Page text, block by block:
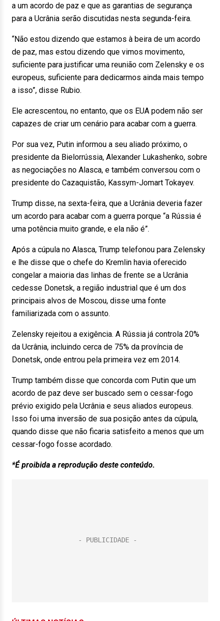
a um acordo de paz e que as garantias de segurança
para a Ucrânia serão discutidas nesta segunda-feira.
“Não estou dizendo que estamos à beira de um acordo
de paz, mas estou dizendo que vimos movimento,
suficiente para justificar uma reunião com Zelensky e os
europeus, suficiente para dedicarmos ainda mais tempo
a isso”, disse Rubio.
Ele acrescentou, no entanto, que os EUA podem não ser
capazes de criar um cenário para acabar com a guerra.
Por sua vez, Putin informou a seu aliado próximo, o
presidente da Bielorrússia, Alexander Lukashenko, sobre
as negociações no Alasca, e também conversou com o
presidente do Cazaquistão, Kassym-Jomart Tokayev.
Trump disse, na sexta-feira, que a Ucrânia deveria fazer
um acordo para acabar com a guerra porque “a Rússia é
uma potência muito grande, e ela não é”.
Após a cúpula no Alasca, Trump telefonou para Zelensky
e lhe disse que o chefe do Kremlin havia oferecido
congelar a maioria das linhas de frente se a Ucrânia
cedesse Donetsk, a região industrial que é um dos
principais alvos de Moscou, disse uma fonte
familiarizada com o assunto.
Zelensky rejeitou a exigência. A Rússia já controla 20%
da Ucrânia, incluindo cerca de 75% da província de
Donetsk, onde entrou pela primeira vez em 2014.
Trump também disse que concorda com Putin que um
acordo de paz deve ser buscado sem o cessar-fogo
prévio exigido pela Ucrânia e seus aliados europeus.
Isso foi uma inversão de sua posição antes da cúpula,
quando disse que não ficaria satisfeito a menos que um
cessar-fogo fosse acordado.
*É proibida a reprodução deste conteúdo.